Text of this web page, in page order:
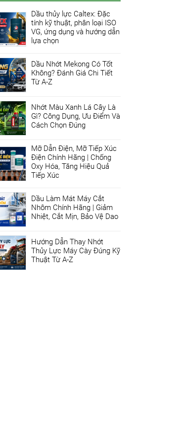
Dầu thủy lực Caltex: Đặc
tính kỹ thuật, phân loại ISO
VG, ứng dụng và hướng dẫn
lựa chọn
Dầu Nhớt Mekong Có Tốt
Không? Đánh Giá Chi Tiết
Từ A-Z
Nhớt Màu Xanh Lá Cây Là
Gì? Công Dụng, Ưu Điểm Và
Cách Chọn Đúng
Mỡ Dẫn Điện, Mỡ Tiếp Xúc
Điện Chính Hãng | Chống
Oxy Hóa, Tăng Hiệu Quả
Tiếp Xúc
Dầu Làm Mát Máy Cắt
Nhôm Chính Hãng | Giảm
Nhiệt, Cắt Mịn, Bảo Vệ Dao
Hướng Dẫn Thay Nhớt
Thủy Lực Máy Cày Đúng Kỹ
Thuật Từ A-Z